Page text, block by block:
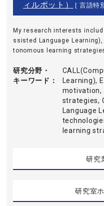
ィルポット）
[ 言語特
My research interests
ssisted Language
tonomous learning
研究分野・
キーワード
Learning),
motivation,
strategies,
Language
learning
研究
研究室